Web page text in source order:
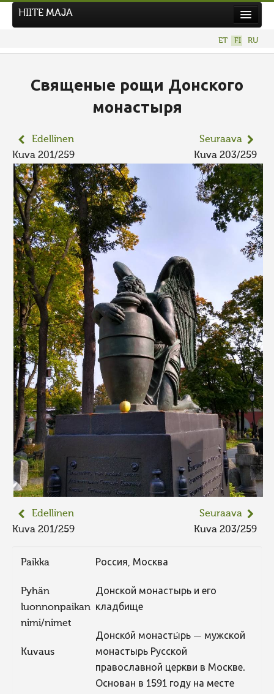
UUSI KUVAKILPAILU
HIITE MAJA
ET FI RU
Священые рощи Донского
монастыря
Edellinen
Kuva 201/259
Seuraava
Kuva 203/259
Edellinen
Kuva 201/259
Seuraava
Kuva 203/259
Paikka Россия, Москва
Pyhän
luonnonpaikan
nimi/nimet
Донской монастырь и его
кладбище
Kuvaus
Донско́й монасты́рь — мужской
монастырь Русской
православной церкви в Москве.
Основан в 1591 году на месте